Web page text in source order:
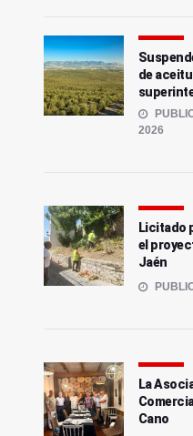
de
2026
Licitado
el
Jaén
La
Cano